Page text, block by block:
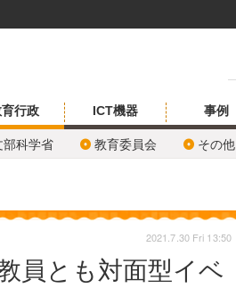
行政
部科学省 教育委員会 その他
ICT機器 事例
員とも対面型イベ
2021.7.30 Fri 13:50